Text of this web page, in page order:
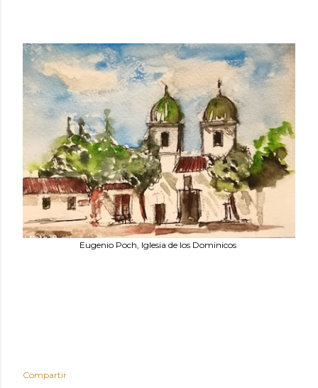
Eugenio Poch, Iglesia de los Dominicos
Compartir